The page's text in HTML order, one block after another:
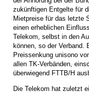
zukünftigen Entgelte für
Mietpreise für das letzte
einen erheblichen
Telekom, selbst in den
können, so der Verband.
Preissenkung unisono
allen TK-Verbänden,
überwiegend FTTB/H
Die Telekom hat zuletzt